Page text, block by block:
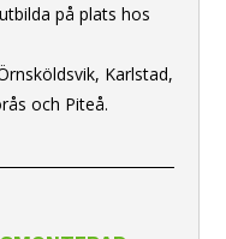
på plats hos
Karlstad,
och Piteå.